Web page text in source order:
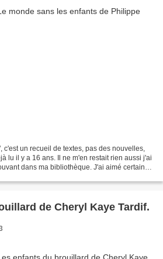
c'est un recueil de textes, pas des nouvelles,
lu il y a 16 ans. Il ne m'en restait rien aussi j'ai
dans ma bibliothèque. J'ai aimé certains
de Cheryl Kaye Tardif.